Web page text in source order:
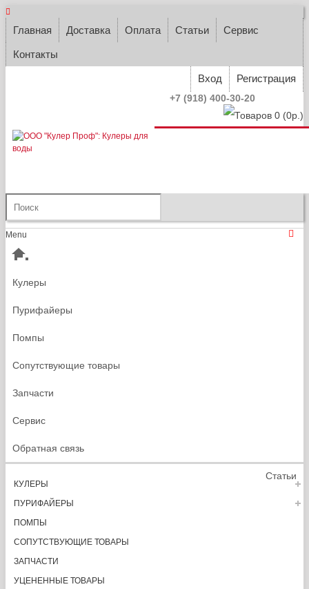
Главная Доставка Оплата Статьи Сервис
Контакты
Вход Регистрация
+7 (918) 400-30-20
Товаров 0 (0р.)
Menu
Кулеры
Пурифайеры
Помпы
Сопутствующие товары
Запчасти
Сервис
Обратная связь
Статьи
КУЛЕРЫ
ПУРИФАЙЕРЫ
ПОМПЫ
СОПУТСТВУЮЩИЕ ТОВАРЫ
ЗАПЧАСТИ
УЦЕНЕННЫЕ ТОВАРЫ